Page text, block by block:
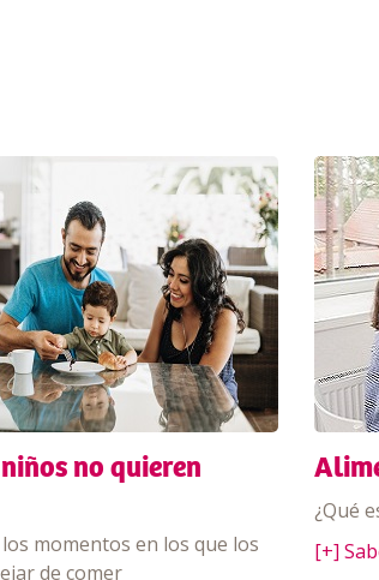
no quieren
momentos en los que los
de comer
¿Qué
[+]